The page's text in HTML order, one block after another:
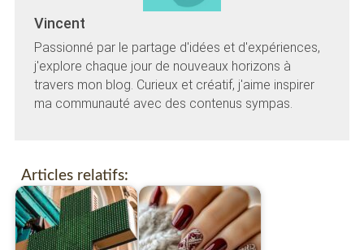
Vincent
Passionné par le partage d'idées et d'expériences,
j'explore chaque jour de nouveaux horizons à
travers mon blog. Curieux et créatif, j'aime inspirer
ma communauté avec des contenus sympas.
Articles relatifs: